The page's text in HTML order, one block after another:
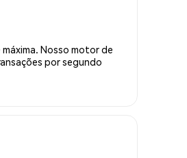
Nosso motor de
por segundo